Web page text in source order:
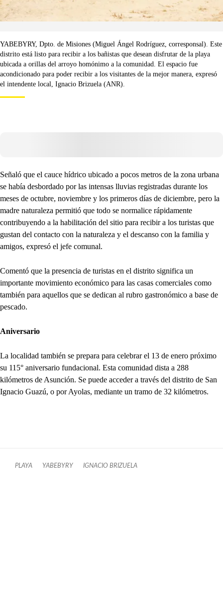
YABEBYRY, Dpto. de Misiones (Miguel Ángel Rodríguez, corresponsal). Este
distrito está listo para recibir a los bañistas que desean disfrutar de la playa
ubicada a orillas del arroyo homónimo a la comunidad. El espacio fue
acondicionado para poder recibir a los visitantes de la mejor manera, expresó
el intendente local, Ignacio Brizuela (ANR).
Señaló que el cauce hídrico ubicado a pocos metros de la zona urbana
se había desbordado por las intensas lluvias registradas durante los
meses de octubre, noviembre y los primeros días de diciembre, pero la
madre naturaleza permitió que todo se normalice rápidamente
contribuyendo a la habilitación del sitio para recibir a los turistas que
gustan del contacto con la naturaleza y el descanso con la familia y
amigos, expresó el jefe comunal.
Comentó que la presencia de turistas en el distrito significa un
importante movimiento económico para las casas comerciales como
también para aquellos que se dedican al rubro gastronómico a base de
pescado.
Aniversario
La localidad también se prepara para celebrar el 13 de enero próximo
su 115° aniversario fundacional. Esta comunidad dista a 288
kilómetros de Asunción. Se puede acceder a través del distrito de San
Ignacio Guazú, o por Ayolas, mediante un tramo de 32 kilómetros.
PLAYA YABEBYRY IGNACIO BRIZUELA